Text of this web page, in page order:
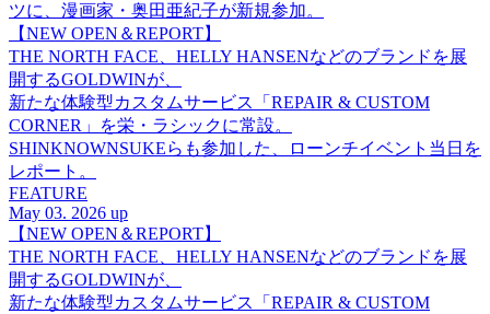
ツに、漫画家・奥田亜紀子が新規参加。
【NEW OPEN＆REPORT】
THE NORTH FACE、HELLY HANSENなどのブランドを展
開するGOLDWINが、
新たな体験型カスタムサービス「REPAIR & CUSTOM
CORNER」を栄・ラシックに常設。
SHINKNOWNSUKEらも参加した、ローンチイベント当日を
レポート。
FEATURE
May 03. 2026 up
【NEW OPEN＆REPORT】
THE NORTH FACE、HELLY HANSENなどのブランドを展
開するGOLDWINが、
新たな体験型カスタムサービス「REPAIR & CUSTOM